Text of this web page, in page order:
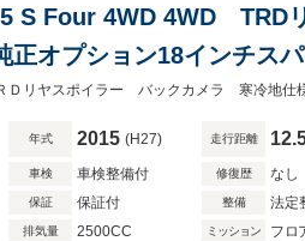
S Four 4WD 4WD TRD
プション18インチスパ
キー HID ETC クルコ
年式 2015 (H27) 走行距離
車検 車検整備付 修復歴 なし
保証 保証付 整備 法定
排気量 2500CC ミッション フロ